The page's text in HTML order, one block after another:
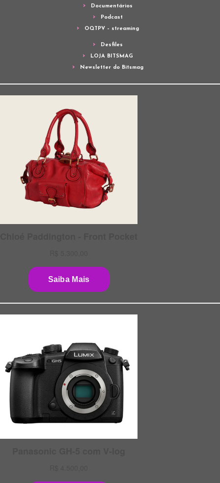
Documentários
Podcast
OQTPV – streaming
Desfiles
LOJA BITSMAG
Newsletter do Bitsmag